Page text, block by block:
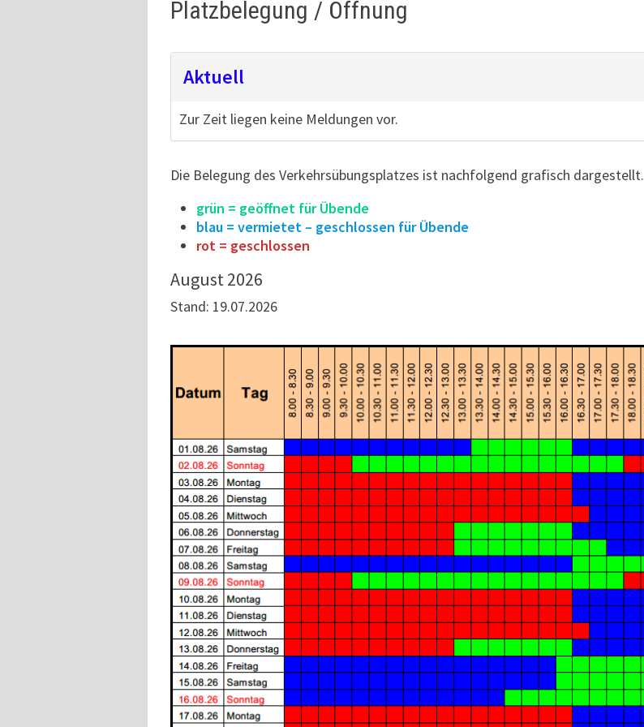
Platzbelegung / Öffnung
Aktuell
Zur Zeit liegen keine Meldungen vor.
Die Belegung des Verkehrsübungsplatzes ist nachfolgend grafisch dargestellt.
grün = geöffnet für Übende
blau = vermietet – geschlossen für Übende
rot = geschlossen
August 2026
Stand: 19.07.2026